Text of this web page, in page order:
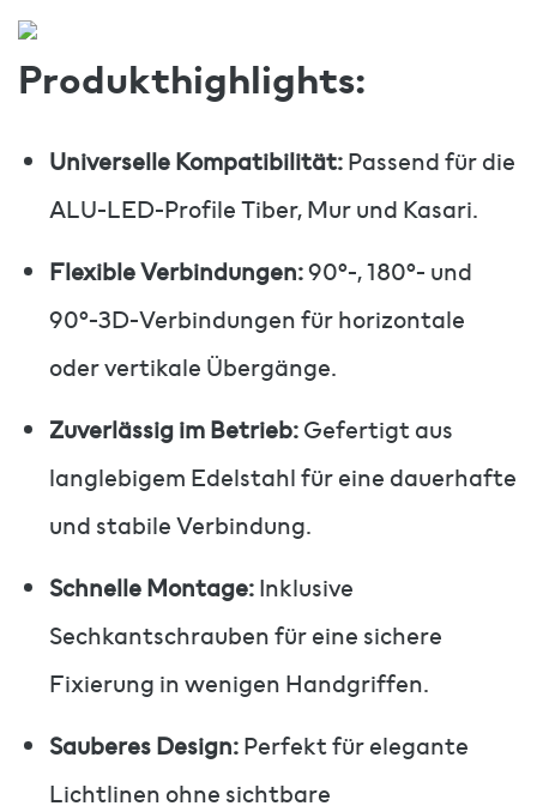
Produkthighlights:
Universelle Kompatibilität:Passend für die
ALU-LED-Profile Tiber, Mur und Kasari.
Flexible Verbindungen:90°-, 180°- und
90°-3D-Verbindungen für horizontale
oder vertikale Übergänge.
Zuverlässig im Betrieb:Gefertigt aus
langlebigem Edelstahl für eine dauerhafte
und stabile Verbindung.
Schnelle Montage:Inklusive
Sechkantschrauben für eine sichere
Fixierung in wenigen Handgriffen.
Sauberes Design:Perfekt für elegante
Lichtlinen ohne sichtbare